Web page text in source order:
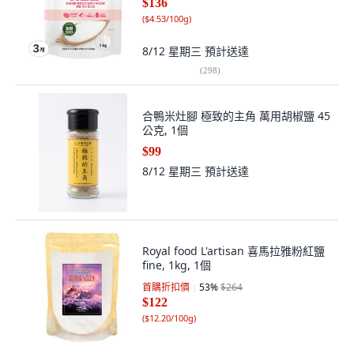
$136
($4.53/100g)
8/12 星期三 預計送達
(298)
合鴨米灶腳 極致的主角 萬用胡椒鹽 45
公克, 1個
$99
8/12 星期三 預計送達
Royal food L'artisan 喜馬拉雅粉紅鹽
fine, 1kg, 1個
首購折扣價 53%$264
$122
($12.20/100g)